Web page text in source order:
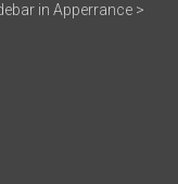
in Apperrance >